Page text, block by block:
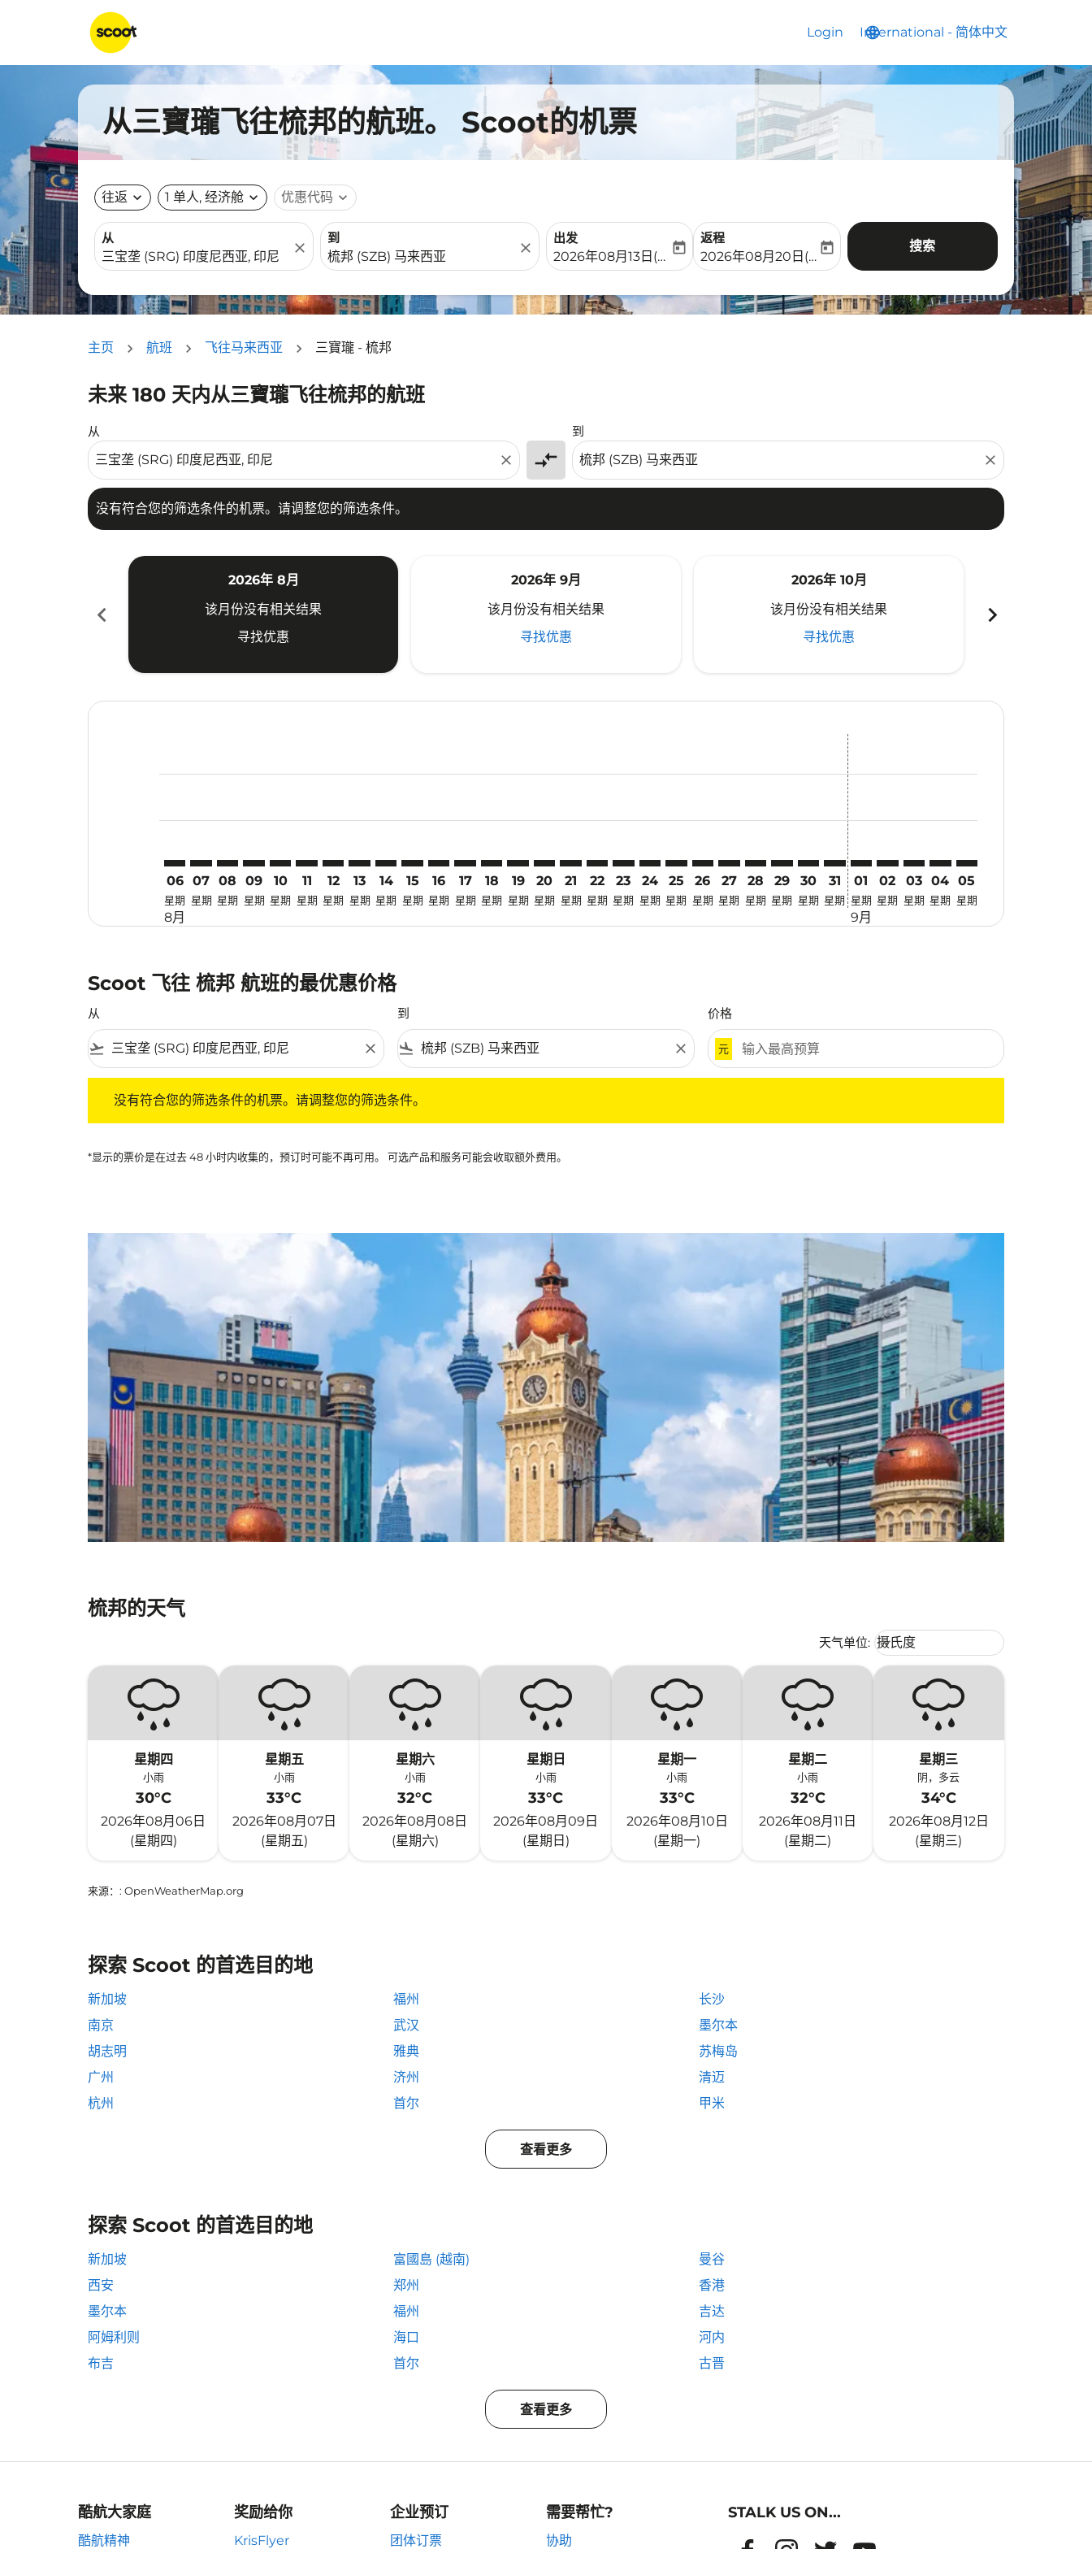
Login language
International - 简体中文
keyboard_arrow_down
从三寶瓏飞往梳邦的航班。 Scoot的机票
往返 expand_more 1 单人, 经济舱 expand_more 优惠代码 expand_more
从
close
到
close
出发
fc-booking-departure-date-aria-label
2026年08月13日(周四)
today
返程
fc-booking-return-date-aria-label
2026年08月20日(周四)
today 搜索
主页 航班 飞往马来西亚 三寶瓏 - 梳邦
未来 180 天内从三寶瓏飞往梳邦的航班
从
close compare_arrows
到
close
没有符合您的筛选条件的机票。请调整您的筛选条件。
没有符合您的筛选条件的机票。请调整您的筛选条件。
chevron_left
2026年 8月
该月份没有相关结果
寻找优惠
2026年 9月
该月份没有相关结果
寻找优惠
2026年 10月
该月份没有相关结果
寻找优惠
chevron_right
06
星期
8月
07
星期
08
星期
09
星期
10
星期
11
星期
12
星期
13
星期
14
星期
15
星期
16
星期
17
星期
18
星期
19
星期
20
星期
21
星期
SRG–SZB: cmp-view-offers-disclaimer. 寻找优惠
22
星期
SRG–SZB: cmp-view-offers-disclaimer. 寻找优惠
23
星期
SRG–SZB: cmp-view-offers-disclaimer. 寻找优惠
24
星期
SRG–SZB: cmp-view-offers-disclaimer. 寻找优惠
25
星期
SRG–SZB: cmp-view-offers-disclaimer. 寻找优惠
26
星期
SRG–SZB: cmp-view-offers-disclaimer. 寻找优惠
27
星期
SRG–SZB: cmp-view-offers-disclaimer. 寻找优惠
28
星期
SRG–SZB: cmp-view-offers-disclaimer. 寻找优惠
29
星期
SRG–SZB: cmp-view-offers-disclaimer. 寻找优惠
30
星期
SRG–SZB: cmp-view-offers-disclaimer. 寻找
31
星期
01
星期
9月
02
星期
03
星期
04
星期
05
星期
Scoot 飞往 梳邦 航班的最优惠价格
从
flight_takeoff close
到
flight_land close
价格
元
没有符合您的筛选条件的机票。请调整您的筛选条件。
*显示的票价是在过去 48 小时内收集的，预订时可能不再可用。 可选产品和服务可能会收取额外费用。
梳邦的天气
天气单位: Weather unit option 摄氏度
摄氏度
keyboard_arrow_down
星期四
小雨
30°C
2026年08月06日
(星期四)
星期五
小雨
33°C
2026年08月07日
(星期五)
星期六
小雨
32°C
2026年08月08日
(星期六)
星期日
小雨
33°C
2026年08月09日
(星期日)
星期一
小雨
33°C
2026年08月10日
(星期一)
星期二
小雨
32°C
2026年08月11日
(星期二)
星期三
阴，多云
34°C
2026年08月12日
(星期三)
来源： : OpenWeatherMap.org
探索 Scoot 的首选目的地
新加坡 福州
长沙
南京
武汉
墨尔本
胡志明
雅典
苏梅岛
广州
济州
清迈
杭州
首尔 甲米
查看更多
探索 Scoot 的首选目的地
新加坡 富國島 (越南)
曼谷
西安
郑州
香港
墨尔本
福州
吉达
阿姆利则
海口
河内
布吉
首尔 古晋
查看更多
酷航大家庭
酷航精神
奖励给你
KrisFlyer
企业预订
团体订票
需要帮忙?
协助
STALK US ON...